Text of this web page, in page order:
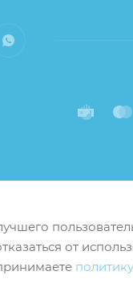
от
политику